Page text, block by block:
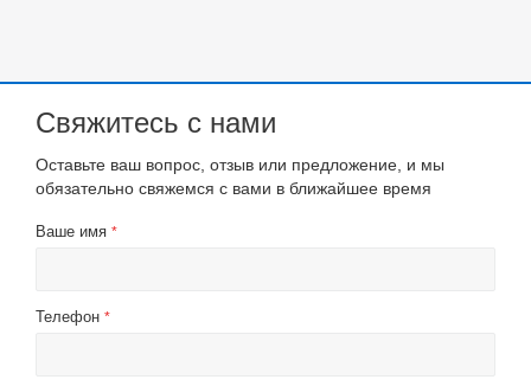
Свяжитесь с нами
Оставьте ваш вопрос, отзыв или предложение, и мы
обязательно свяжемся с вами в ближайшее время
Ваше имя *
Телефон *